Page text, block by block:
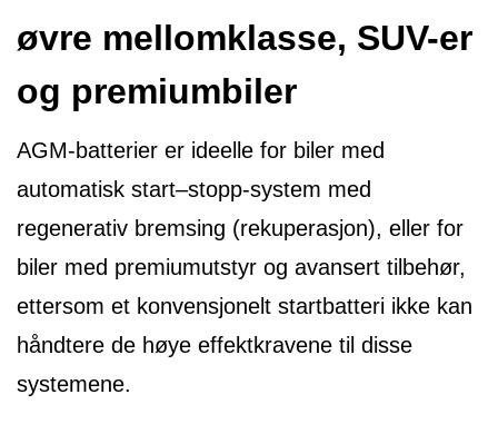
øvre mellomklasse, SUV-er
og premiumbiler
AGM-batterier er ideelle for biler med
automatisk start–stopp-system med
regenerativ bremsing (rekuperasjon), eller for
biler med premiumutstyr og avansert tilbehør,
ettersom et konvensjonelt startbatteri ikke kan
håndtere de høye effektkravene til disse
systemene.